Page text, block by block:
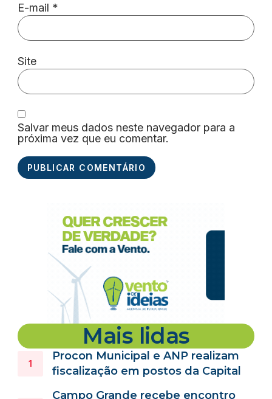
E-mail *
Site
Salvar meus dados neste navegador para a
próxima vez que eu comentar.
Mais lidas
Procon Municipal e ANP realizam
fiscalização em postos da Capital
Campo Grande recebe encontro